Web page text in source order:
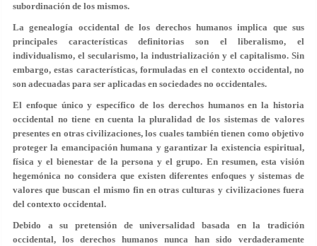
subordinación de los mismos.
La genealogía occidental de los derechos humanos implica que sus
principales características definitorias son el liberalismo, el
individualismo, el secularismo, la industrialización y el capitalismo. Sin
embargo, estas características, formuladas en el contexto occidental, no
son adecuadas para ser aplicadas en sociedades no occidentales.
El enfoque único y específico de los derechos humanos en la historia
occidental no tiene en cuenta la pluralidad de los sistemas de valores
presentes en otras civilizaciones, los cuales también tienen como objetivo
proteger la emancipación humana y garantizar la existencia espiritual,
física y el bienestar de la persona y el grupo. En resumen, esta visión
hegemónica no considera que existen diferentes enfoques y sistemas de
valores que buscan el mismo fin en otras culturas y civilizaciones fuera
del contexto occidental.
Debido a su pretensión de universalidad basada en la tradición
occidental, los derechos humanos nunca han sido verdaderamente